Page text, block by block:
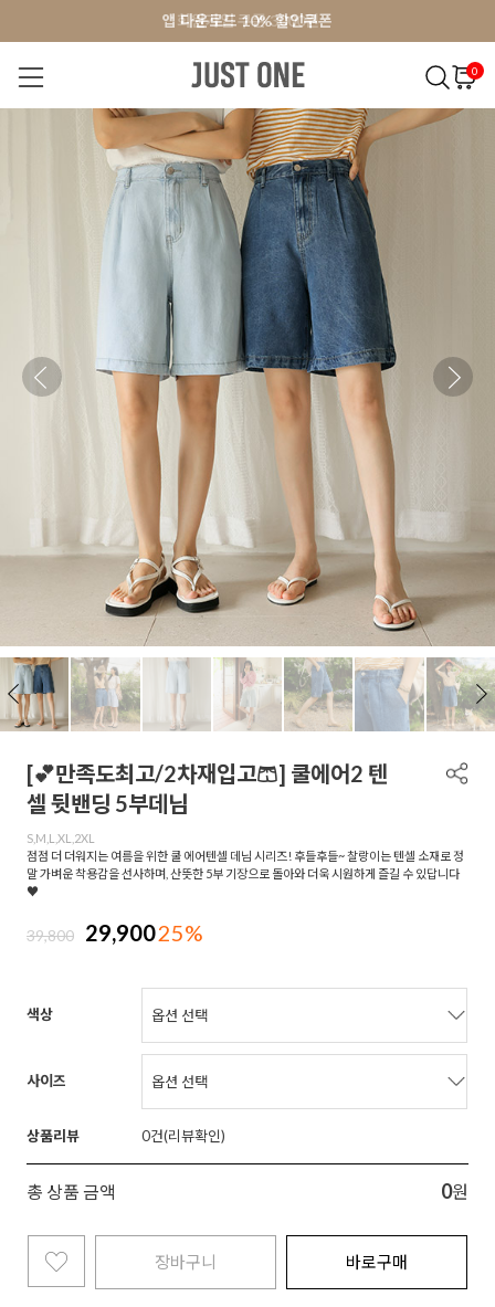
앱 다운로드 10% 할인쿠폰
회원가입 쿠폰 3000원
앱 다운로드 10% 할인쿠폰
회원가입 쿠폰 3000원
0
오늘출발 MADE . J 상의 팬츠
[💕만족도최고/2차재입고🩳] 쿨에어2 텐
셀 뒷밴딩 5부데님
S,M,L,XL,2XL
점점 더 더워지는 여름을 위한 쿨 에어텐셀 데님 시리즈! 후들후들~ 찰랑이는 텐셀 소재로 정
말 가벼운 착용감을 선사하며, 산뜻한 5부 기장으로 돌아와 더욱 시원하게 즐길 수 있답니다
♥
39,800 29,90025%
색상
사이즈
상품리뷰 0
총 상품 금액 0원
장바구니 바로구매